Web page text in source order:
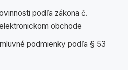
podľa zákona č.
obchode
podmienky podľa § 53